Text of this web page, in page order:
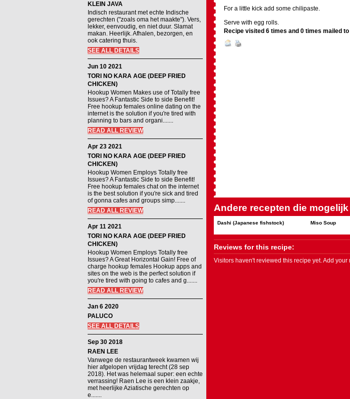
KLEIN JAVA
Indisch restaurant met echte Indische
gerechten ("zoals oma het maakte"). Vers,
lekker, eenvoudig, en niet duur. Slamat
makan. Heerlijk. Afhalen, bezorgen, en
ook catering thuis.
SEE ALL DETAILS
Jun 10 2021
TORI NO KARA AGE (DEEP FRIED
CHICKEN)
Hookup Women Makes use of Totally free
Issues? A Fantastic Side to side Benefit!
Free hookup females online dating on the
internet is the solution if you're tired with
planning to bars and organi.......
READ ALL REVIEW
Apr 23 2021
TORI NO KARA AGE (DEEP FRIED
CHICKEN)
Hookup Women Employs Totally free
Issues? A Fantastic Side to side Benefit!
Free hookup females chat on the internet
is the best solution if you're sick and tired
of gonna cafes and groups simp.......
READ ALL REVIEW
Apr 11 2021
TORI NO KARA AGE (DEEP FRIED
CHICKEN)
Hookup Women Employs Totally free
Issues? A Great Horizontal Gain! Free of
charge hookup females Hookup apps and
sites on the web is the perfect solution if
you're tired with going to cafes and g.......
READ ALL REVIEW
Jan 6 2020
PALUCO
SEE ALL DETAILS
Sep 30 2018
RAEN LEE
Vanwege de restaurantweek kwamen wij
hier afgelopen vrijdag terecht (28 sep
2018). Het was helemaal super: een echte
verrassing! Raen Lee is een klein zaakje,
met heerlijke Aziatische gerechten op
e.......
For a little kick add some chilipaste.
Serve with egg rolls.
Recipe visited 6 times and 0 times mailed to
Andere recepten die
Dashi (Japanese fishstock) Miso Soup
Reviews for this recipe:
Visitors haven't reviewed this recipe yet. Add your